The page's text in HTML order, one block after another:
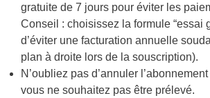
gratuite de 7 jours pour éviter les
Conseil : choisissez la formule “essai
d’éviter une facturation annuelle
plan à droite lors de la souscription).
N’oubliez pas d’annuler
vous ne souhaitez pas être prélevé.